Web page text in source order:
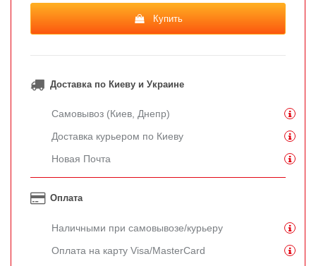
Купить
Доставка по Киеву и Украине
Самовывоз (Киев, Днепр)
Доставка курьером по Киеву
Новая Почта
Оплата
Наличными при самовывозе/курьеру
Оплата на карту Visa/MasterCard